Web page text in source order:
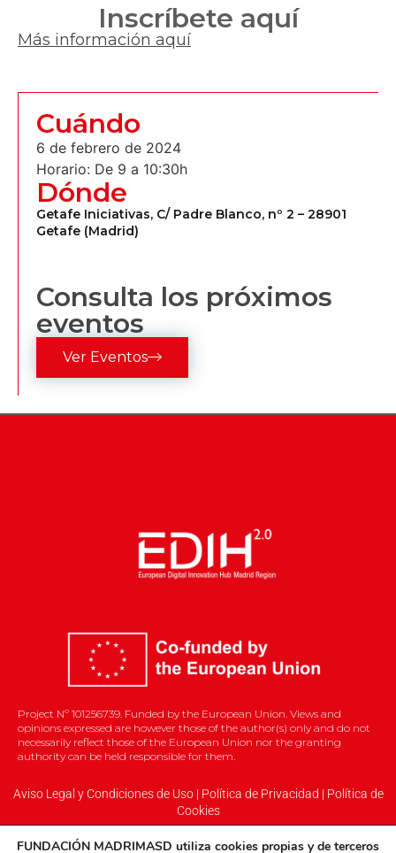
Inscríbete aquí
Más información aquí
Cuándo
6 de febrero de 2024
Horario: De 9 a 10:30h
Dónde
Getafe Iniciativas, C/ Padre Blanco, nº 2 – 28901
Getafe (Madrid)
Consulta los próximos
eventos
Ver Eventos
Project Nº 101256739. Funded by the European Union. Views and
opinions expressed are however those of the author(s) only and do not
necessarily reflect those of the European Union nor the granting
authority can be held responsible for them.
Aviso Legal y Condiciones de Uso| Política de Privacidad | Política de
Cookies
FUNDACIÓN MADRIMASD utiliza cookies propias yde terceros